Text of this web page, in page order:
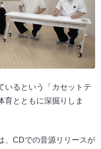
いるという「カセットテ
育とともに深掘りしま
、CDでの音源リリースが